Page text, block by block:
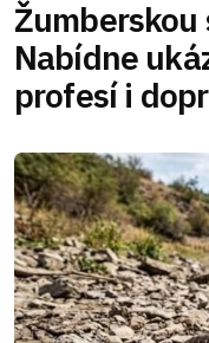
Žumberskou
Nabídne
profesí i